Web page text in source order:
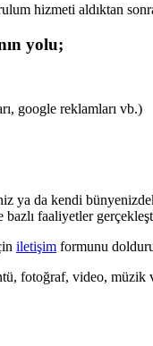
hizmeti aldıktan
yolu;
google reklamları vb.)
ya da kendi
faaliyetler
iletişim formunu
fotoğraf, video, müzik